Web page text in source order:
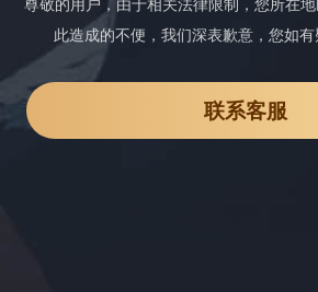
此造成的不便，我们深表歉意，您如有
联系客服